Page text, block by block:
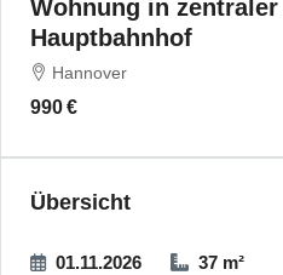
Wohnung in zentraler
Hauptbahnhof
Hannover
990 €
Übersicht
01.11.2026
37 m²